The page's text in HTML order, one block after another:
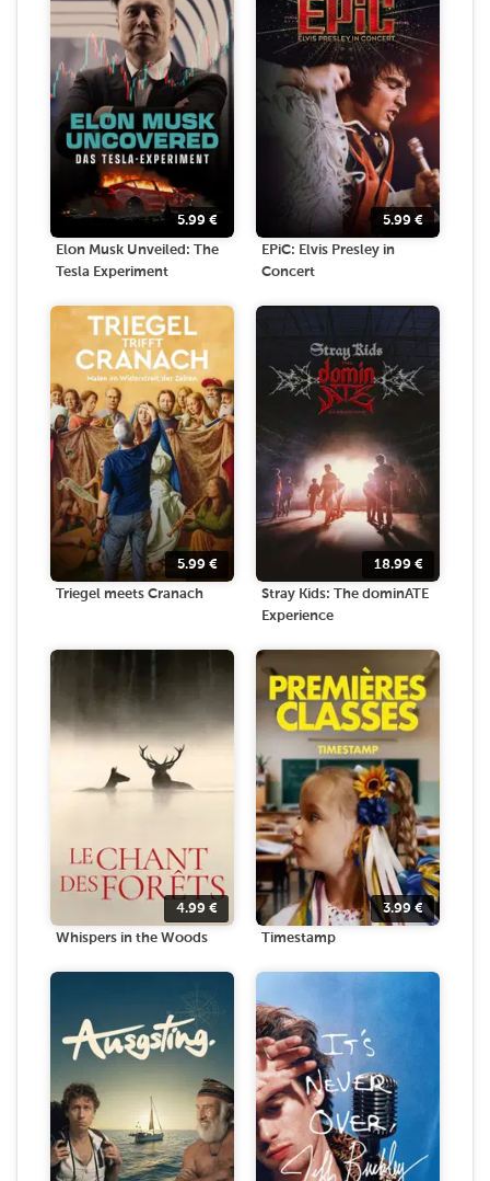
5.99 €
Elon Musk Unveiled: The
Tesla Experiment
5.99 €
EPiC: Elvis Presley in
Concert
5.99 €
Triegel meets Cranach
18.99 €
Stray Kids: The dominATE
Experience
4.99 €
Whispers in the Woods
3.99€
Timestamp